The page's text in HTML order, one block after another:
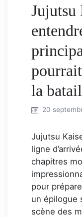
Jujutsu
la
20
Jujutsu
ligne
chapitres
pour
un épilogue
scène des